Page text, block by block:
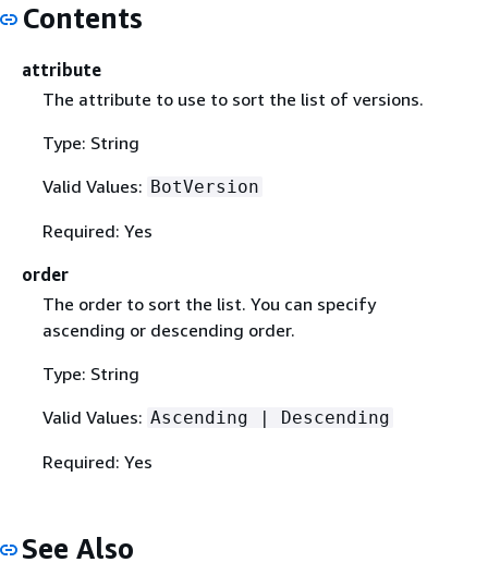
Contents
attribute
The attribute to use to sort the list of versions.
Type: String
Valid Values: BotVersion
Required: Yes
order
The order to sort the list. You can specify
ascending or descending order.
Type: String
Valid Values: Ascending | Descending
Required: Yes
See Also